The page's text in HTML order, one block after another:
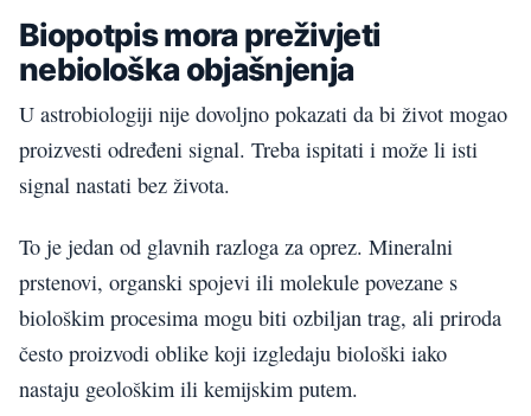
Biopotpis mora preživjeti
nebiološka objašnjenja
U astrobiologiji nije dovoljno pokazati da bi život mogao
proizvesti određeni signal. Treba ispitati i može li isti
signal nastati bez života.
To je jedan od glavnih razloga za oprez. Mineralni
prstenovi, organski spojevi ili molekule povezane s
biološkim procesima mogu biti ozbiljan trag, ali priroda
često proizvodi oblike koji izgledaju biološki iako
nastaju geološkim ili kemijskim putem.